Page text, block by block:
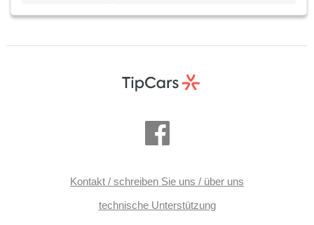
Kontakt / schreiben Sie uns / über uns
technische Unterstützung